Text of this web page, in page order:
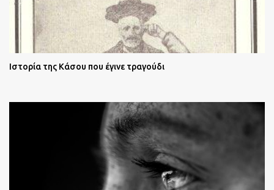
Ιστορία της Κάσου που έγινε τραγούδι